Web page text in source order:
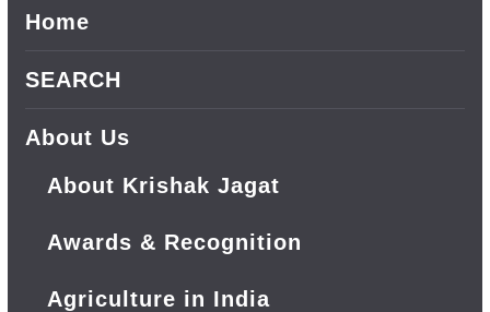
Home
SEARCH
About Us
About Krishak Jagat
Awards & Recognition
Agriculture in India